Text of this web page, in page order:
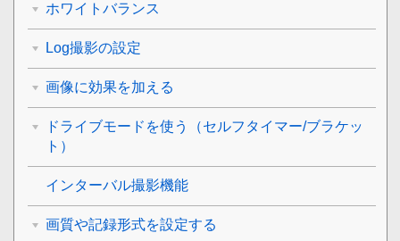
ホワイトバランス
Log撮影の設定
画像に効果を加える
ドライブモードを使う（セルフタイマー/ブラケッ
ト）
インターバル撮影機能
画質や記録形式を設定する